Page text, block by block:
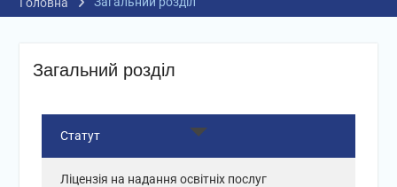
Загальний розділ
Статут
Ліцензія на надання освітніх послуг